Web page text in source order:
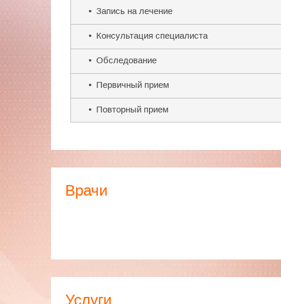
для отказа от курения. Для маленьких пациентов
увлекательную игру.
В центре работает массажный кабинет. Врач
лечебный массаж по классической методике. Для
индивидуальная программа с элементами лечебной
также других стран. Для записи на приём в
Основной целью работы центра является
иначе и не может быть, так как основными
• Запись на лечение
• Консультация специалиста
• Обследование
• Первичный прием
• Повторный прием
Врачи
Услуги